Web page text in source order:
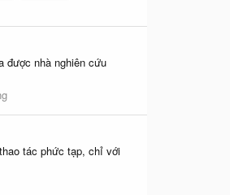
được nhà nghiên cứu
tác phức tạp, chỉ với